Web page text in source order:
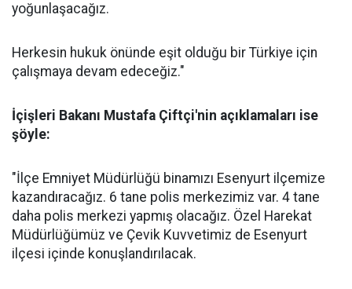
yoğunlaşacağız.
Herkesin hukuk önünde eşit olduğu bir Türkiye için
çalışmaya devam edeceğiz."
İçişleri Bakanı Mustafa Çiftçi'nin açıklamaları ise
şöyle:
"İlçe Emniyet Müdürlüğü binamızı Esenyurt ilçemize
kazandıracağız. 6 tane polis merkezimiz var. 4 tane
daha polis merkezi yapmış olacağız. Özel Harekat
Müdürlüğümüz ve Çevik Kuvvetimiz de Esenyurt
ilçesi içinde konuşlandırılacak.